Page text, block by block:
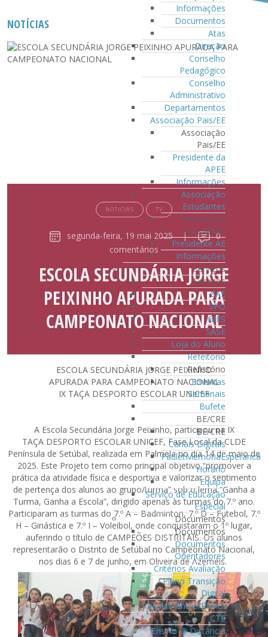
Informações
Documentos
Atas
Direção
Conselho
Pedagógico
Conselho
Administrativo
Departamentos
Associação Pais/EE
Associação
Pais/EE
Presidente da
APEE
Informações
Associação
Estudantes
Associação
Estudantes
Presidente AE
Informações
Serviços
Serviços
SAE
SPO
GIES
SASE
Loja do Aluno
Refeitório
Refeitório
Ementas
Semanais
Bufete
BE/CRE
BE/CRE
Canais Digitais
PadletMemoriaEsperanca
Horário
Equipa
Serviço de Educação
Especial
Documentos
Documentos
Documentos
Orientadores
Critérios Avaliação
Plano Transição
Digital
Regulamentos/Planos
CTE
Ensino @ Distância
NOTÍCIAS
NOTICIAS TV
segunda-feira, 19 mai 2025 |
0
comentários
ESCOLA SECUNDÁRIA JORGE
PEIXINHO APURADA PARA
CAMPEONATO NACIONAL
ESCOLA SECUNDÁRIA JORGE PEIXINHO
APURADA PARA CAMPEONATO NACIONAL
IX TAÇA DESPORTO ESCOLAR UNICEF
A Escola Secundária Jorge Peixinho, participou na IX
TAÇA DESPORTO ESCOLAR UNICEF, Fase Local da CLDE
Península de Setúbal, realizada em Palmela no dia 14 de maio de
2025. Este Projeto tem como principal objetivo “promover a
prática da atividade física e desportiva e valorizar o sentimento
de pertença dos alunos ao grupo/turma” sob o lema “Ganha a
Turma, Ganha a Escola”, dirigido apenas às turmas do 7.º ano.
Participaram as turmas do 7.º A – Badminton, 7.º D – Futebol, 7.º
H – Ginástica e 7.º I – Voleibol, onde conquistaram o 1º lugar,
auferindo o título de CAMPEÕES DISTRITAIS. Os alunos
representarão o Distrito de Setúbal no Campeonato Nacional,
nos dias 6 e 7 de junho, em Oliveira de Azeméis.